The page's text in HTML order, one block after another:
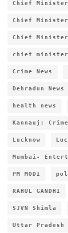
Chief Minister
Chief Minister
Chief
chief
Crime News
Dehradun News
health news
Kannauj: Crime
Lucknow
Mumbai-
PM MODI
RAHUL GANDHI
SJVN Shimla
Uttar Pradesh